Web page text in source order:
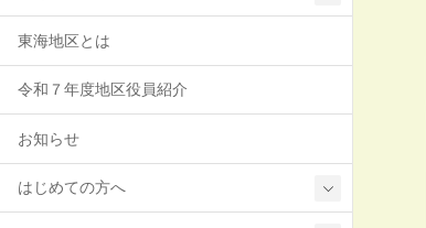
東海地区とは
令和７年度地区役員紹介
お知らせ
はじめての方へ